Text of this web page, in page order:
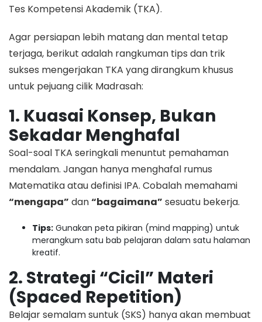
Tes Kompetensi Akademik (TKA).
​Agar persiapan lebih matang dan mental tetap
terjaga, berikut adalah rangkuman tips dan trik
sukses mengerjakan TKA yang dirangkum khusus
untuk pejuang cilik Madrasah:
1. Kuasai Konsep, Bukan
Sekadar Menghafal
​Soal-soal TKA seringkali menuntut pemahaman
mendalam. Jangan hanya menghafal rumus
Matematika atau definisi IPA. Cobalah memahami
“mengapa” dan“bagaimana” sesuatu bekerja.
Tips: Gunakan peta pikiran (mind mapping) untuk
merangkum satu bab pelajaran dalam satu halaman
kreatif.
2. Strategi “Cicil” Materi
(Spaced Repetition)
​Belajar semalam suntuk (SKS) hanya akan membuat